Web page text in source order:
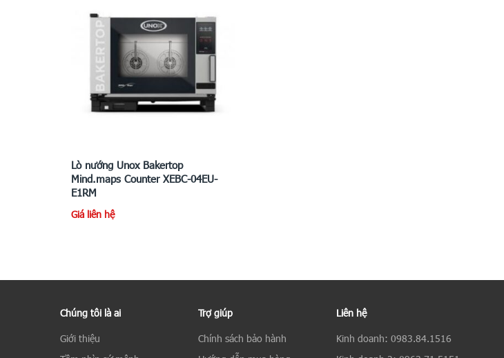
Lò nướng Unox Bakertop
Mind.maps Counter XEBC-04EU-
E1RM
Giá liên hệ
Chúng tôi là ai
Giới thiệu
Trợ giúp
Chính sách bảo hành
Liên hệ
Kinh doanh: 0983.84.1516